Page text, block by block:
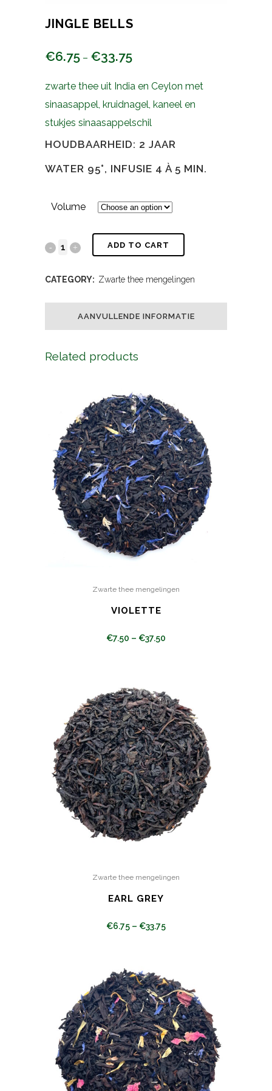
JINGLE BELLS
€6.75 – €33.75
zwarte thee uit India en Ceylon met
sinaasappel, kruidnagel, kaneel en
stukjes sinaasappelschil
HOUDBAARHEID: 2 JAAR
WATER 95°, INFUSIE 4 À 5 MIN.
Volume
ADD TO CART
CATEGORY: Zwarte thee mengelingen
AANVULLENDE INFORMATIE
Related products
Zwarte thee mengelingen
VIOLETTE
€7.50 – €37.50
Zwarte thee mengelingen
EARL GREY
€6.75 – €33.75